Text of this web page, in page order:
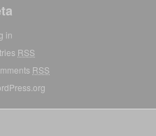
in
RSS
RSS